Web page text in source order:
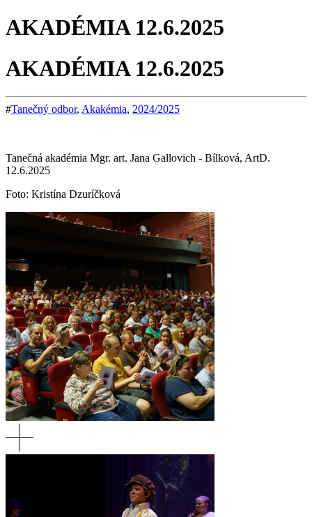
AKADÉMIA 12.6.2025
AKADÉMIA 12.6.2025
#Tanečný odbor, Akakémia, 2024/2025
Tanečná akadémia Mgr. art. Jana Gallovich - Bílková, ArtD.
12.6.2025
Foto: Kristína Dzuríčková